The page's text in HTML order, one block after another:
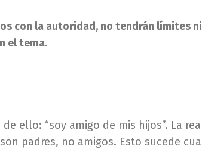
con la autoridad, no tendrán límites
el tema.
ello: “soy amigo de mis hijos”. La
padres, no amigos. Esto sucede